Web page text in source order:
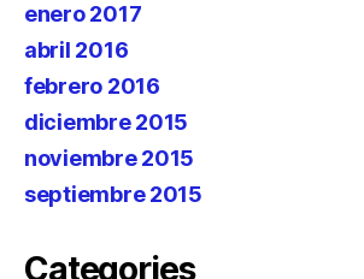
enero 2017
abril 2016
febrero 2016
diciembre 2015
noviembre 2015
septiembre 2015
Categories